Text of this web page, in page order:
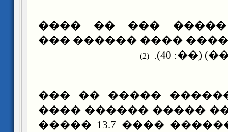
�� ����� �����
����� ��� �����
(
(��: 40).
(2)
����� �������
����� ������ �����
���� ���� ������ ���� 13.7 �����